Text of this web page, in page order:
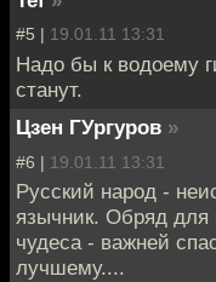
#5 | 19.01.11 13:31
Надо бы к водоему
станут.
Цзен ГУргуров »
#6 | 19.01.11 13:31
Русский народ -
язычник. Обряд для
чудеса - важней
лучшему....